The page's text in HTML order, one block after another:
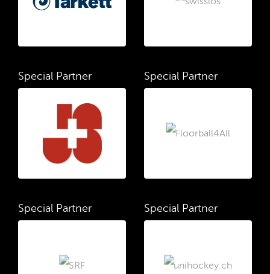
Special Partner Special Partner
Special Partner Special Partner